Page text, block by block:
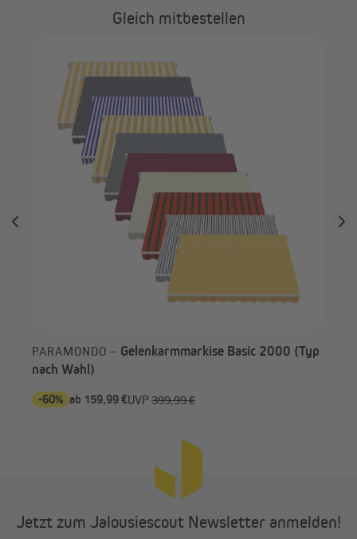
Gleich mitbestellen
PARAMONDO – Gelenkarmmarkise Basic 2000 (Typ
nach Wahl)
-60% ab 159,99 €UVP 399,99 €
Jetzt zum Jalousiescout Newsletter anmelden!